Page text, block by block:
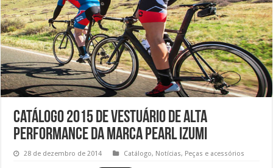
Catálogo 2015 de vestuário de alta
performance da marca Pearl Izumi
28 de dezembro de 2014 Catálogo, Notícias, Peças e acessórios